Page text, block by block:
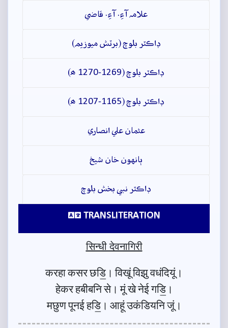
علامہ آءِ. آءِ. قاضي
ڊاڪٽر بلوچ (برٽش ميوزيم)
ڊاڪٽر بلوچ (1269-1270 ھ)
ڊاڪٽر بلوچ (1165-1207 ھ)
عثمان علي انصاري
ٻانهون خان شيخ
ڊاڪٽر نبي بخش بلوچ
TRANSLITERATION
सिन्धी देवनागिरी
करहा कसर छडि॒। विखूं विझु वधंदियूं।
हेकर हबीबनि से। मूं खे नेई गडि॒।
मछुण पूनई हडि॒। आहूं उकंडियनि जूं।